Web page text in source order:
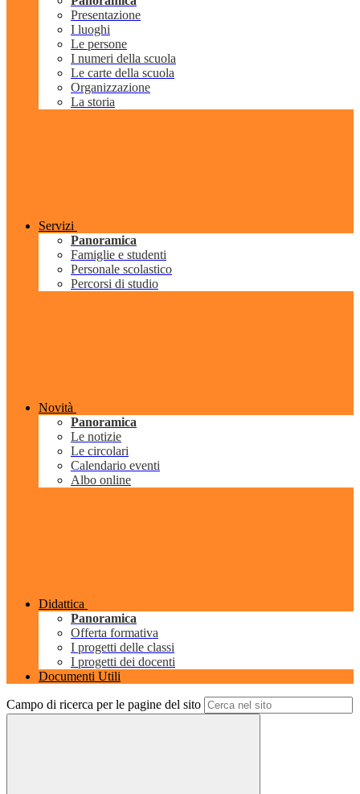
Presentazione
I luoghi
Le persone
I numeri della scuola
Le carte della scuola
Organizzazione
La storia
Servizi
Panoramica
Famiglie e studenti
Personale scolastico
Percorsi di studio
Novità
Panoramica
Le notizie
Le circolari
Calendario eventi
Albo online
Didattica
Panoramica
Offerta formativa
I progetti delle classi
I progetti dei docenti
Documenti Utili
Campo di ricerca per le pagine del sito